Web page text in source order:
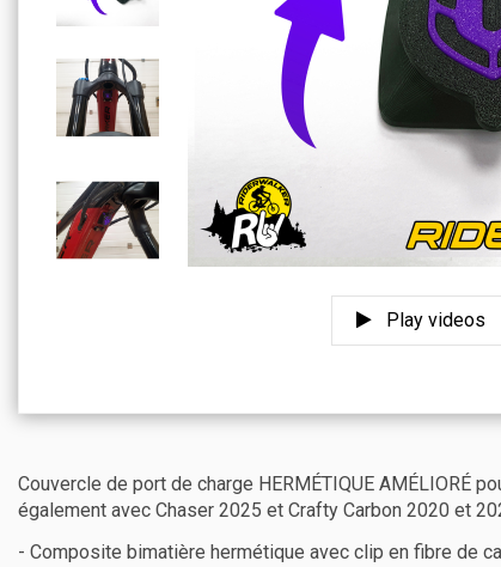
Play videos
Couvercle de port de charge HERMÉTIQUE
également avec Chaser 2025 et Crafty Carbon 2020 et
- Composite bimatière hermétique avec clip en fibre de